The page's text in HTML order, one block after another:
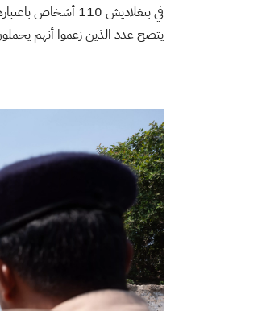
في بنغلاديش 110
يتضح عدد الذين زعموا أنهم يحملون